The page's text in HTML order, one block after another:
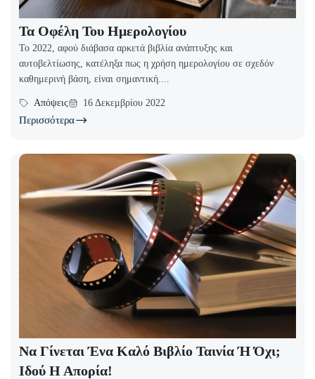
Τα Οφέλη Του Ημερολογίου
Το 2022, αφού διάβασα αρκετά βιβλία ανάπτυξης και
αυτοβελτίωσης, κατέληξα πως η χρήση ημερολογίου σε σχεδόν
καθημερινή βάση, είναι σημαντική....
Απόψεις 16 Δεκεμβρίου 2022
Περισσότερα
Να Γίνεται Ένα Καλό Βιβλίο Ταινία Ή Όχι;
Ιδού Η Απορία!